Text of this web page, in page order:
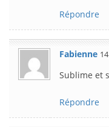
Répondre
Fabienne
Sublime et
Répondre